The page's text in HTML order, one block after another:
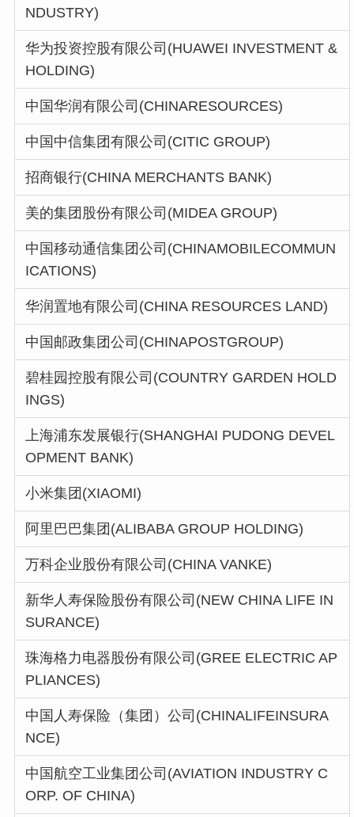
NDUSTRY)
华为投资控股有限公司(HUAWEI INVESTMENT &
HOLDING)
中国华润有限公司(CHINARESOURCES)
中国中信集团有限公司(CITIC GROUP)
招商银行(CHINA MERCHANTS BANK)
美的集团股份有限公司(MIDEA GROUP)
中国移动通信集团公司(CHINAMOBILECOMMUN
ICATIONS)
华润置地有限公司(CHINA RESOURCES LAND)
中国邮政集团公司(CHINAPOSTGROUP)
碧桂园控股有限公司(COUNTRY GARDEN HOLD
INGS)
上海浦东发展银行(SHANGHAI PUDONG DEVEL
OPMENT BANK)
小米集团(XIAOMI)
阿里巴巴集团(ALIBABA GROUP HOLDING)
万科企业股份有限公司(CHINA VANKE)
新华人寿保险股份有限公司(NEW CHINA LIFE IN
SURANCE)
珠海格力电器股份有限公司(GREE ELECTRIC AP
PLIANCES)
中国人寿保险（集团）公司(CHINALIFEINSURA
NCE)
中国航空工业集团公司(AVIATION INDUSTRY C
ORP. OF CHINA)